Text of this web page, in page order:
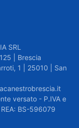
SRL
| Brescia
1 | 25010 | San
versato - P.IVA e
BS-596079